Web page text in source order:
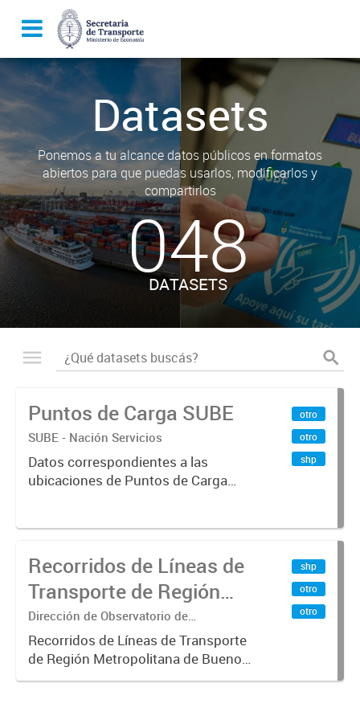
Datasets
Ponemos a tu alcance datos públicos en formatos
abiertos para que puedas usarlos, modificarlos y
compartirlos
048
DATASETS
Puntos de Carga SUBE
SUBE - Nación Servicios
Datos correspondientes a las
ubicaciones de Puntos de Carga
otro
otro
shp
Recorridos de Líneas de
Transporte de Región
Metropolitana de
Buenos Aires (RMBA)
Dirección de Observatorio de
Transporte, Estudio y Sistemas
Recorridos de Líneas de Transporte
de Región Metropolitana de Buenos
Aires (RMBA).-
shp
otro
otro